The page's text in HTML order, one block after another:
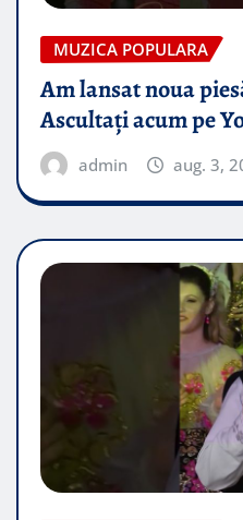
MUZICA POPULARA
Am lansat noua
Ascultați acum pe
admin aug. 3,